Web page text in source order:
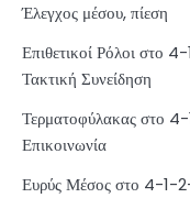
Έλεγχος μέσου, πίεση
Επιθετικοί Ρόλοι στο
Τακτική Συνείδηση
Τερματοφύλακας στο
Επικοινωνία
Ευρύς Μέσος στο 4-1-